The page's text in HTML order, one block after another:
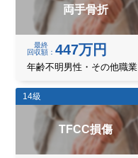
両手骨折
最終
回収額
447万円
年齢不明男性・その他職業
14級
TFCC損傷